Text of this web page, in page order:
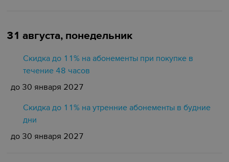
31 августа, понедельник
Скидка до 11% на абонементы при покупке в
течение 48 часов
до 30 января 2027
Скидка до 11% на утренние абонементы в будние
дни
до 30 января 2027